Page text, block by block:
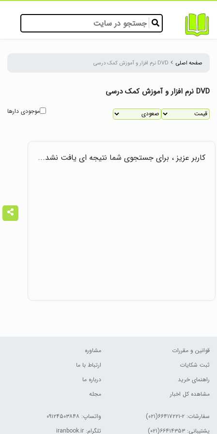
صفحه اصلی DVD نرم افزار و آموزش کمک درسی
DVD نرم افزار و آموزش کمک درسی
موجودی دارها
کاربر عزیز ، برای جستجوی شما نتیجه ای یافت نشد...
قوانین و مقررات
ثبت شکایات
راهنمای خرید
مشاهده کل اخبار
مشاوره
ارتباط با ما
درباره ما
مجله
سفارشات: ۲-۶۶۴۱۷۲۲۱(۰۲۱)
پشتیبانی: ۶۶۴۱۴۳۵۳(۰۲۱)
واتساپ: ۰۹۱۲۴۵۰۳۸۴۸
تلگرام: iranbook.ir